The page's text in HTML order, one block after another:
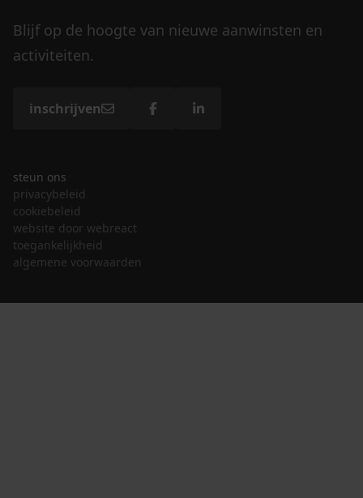
Blijf op de hoogte van nieuwe aanwinsten en
activiteiten.
inschrijven
steun ons
privacybeleid
cookiebeleid
website door webreact
toegankelijkheid
algemene voorwaarden